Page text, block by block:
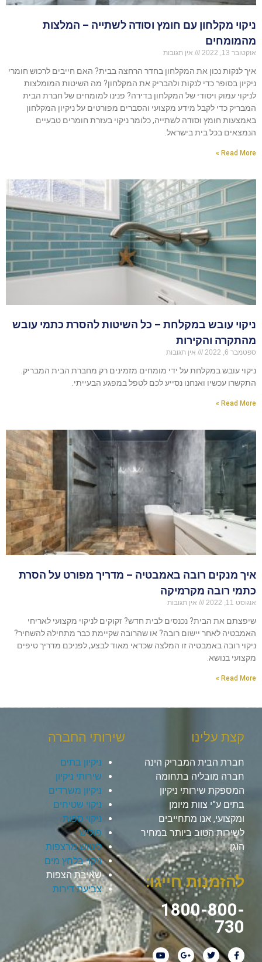
ניקוי מקלחון עם חומץ וסודה לשתייה – המלצות
מהמומחים
אוקטובר 13, 2022 אין תגובות
איך לנקות נכון את המקלחון בחדר הרחצה בבית? האם חייבים לרכוש חומרי
ניקיון בסופר כדי לנקות ולהבריק את המקלחון? מה השיטות המומלצות
לניקוי עמוק ויסודי של המקלחון בדירה? פנינו למומחים של חברת הבית
המבריק כדי לקבל מידע מקצועי והסברים מפורטים על ניקיון המקלחון
באמצעות חומץ וסודה לשתייה, כלומר ניקוי בעזרת חומרים טבעיים
הנמצאים בכל בית בישראל.
Read More »
ניקוי עובש במקלחת – כל השיטות להסרת כתמי עובש
מהתקרה והקירות
ספטמבר 6, 2022 אין תגובות
ניקוי עובש במקלחת על ידי מומחים מזמינים רק מחברת הבית המבריק.
התקשרו עכשיו ואנחנו נסייע לכם לטפל במפגע הבעייתי.
Read More »
איך מנקים רובה באמבטיה – מדריך מפורט על הסרת
כתמי רובה מקרמיקה
אוגוסט 11, 2022 אין תגובות
שיפצתם את הבית? נכנסים לבית חדש? זקוקים לניקוי מקצועי לאריחי
האמבטיה לאחר יישום רובה? או שהרובה שקיימת כבר מתחילה להשחיר?
ניקוי רובה באמבטיה זו המלצה שכדאי מאוד לבצע, לפניכם מדריך טיפים
מקצועי בנושא.
Read More »
קצת עלינו
חברת הבית המבריק הינה
חברה מובליה בתחומה
המספקת שירותי ניקיון
בתים ע”י צוות מיומן
ומקצועי, אנו מתחייבים
לשירות הטוב ביותר במחיר
הוגן.
להזמנות חייגו:
1800-800-
730
שירותי החברה
ניקיון בתים
שירותי ניקיון
ניקיון משרדים
ניקוי שטיחים
ניקוי ספות
פוליש
ליטוש מרצפות
ניקוי בלחץ מים
שאיבת הצפות
צביעת דירות